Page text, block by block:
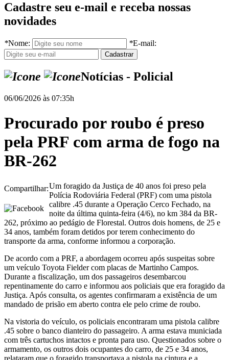
Cadastre seu e-mail e receba nossas
novidades
*Nome: *E-mail:
Notícias - Policial
06/06/2026 às 07:35h
Procurado por roubo é preso
pela PRF com arma de fogo na
BR-262
Compartilhar:Um foragido da Justiça de 40 anos foi preso pela
Polícia Rodoviária Federal (PRF) com uma pistola
calibre .45 durante a Operação Cerco Fechado, na
noite da última quinta-feira (4/6), no km 384 da BR-
262, próximo ao pedágio de Florestal. Outros dois homens, de 25 e
34 anos, também foram detidos por terem conhecimento do
transporte da arma, conforme informou a corporação.
De acordo com a PRF, a abordagem ocorreu após suspeitas sobre
um veículo Toyota Fielder com placas de Martinho Campos.
Durante a fiscalização, um dos passageiros desembarcou
repentinamente do carro e informou aos policiais que era foragido da
Justiça. Após consulta, os agentes confirmaram a existência de um
mandado de prisão em aberto contra ele pelo crime de roubo.
Na vistoria do veículo, os policiais encontraram uma pistola calibre
.45 sobre o banco dianteiro do passageiro. A arma estava municiada
com três cartuchos intactos e pronta para uso. Questionados sobre o
armamento, os outros dois ocupantes do carro, de 25 e 34 anos,
relataram que o foragido transportava a pistola na cintura e a